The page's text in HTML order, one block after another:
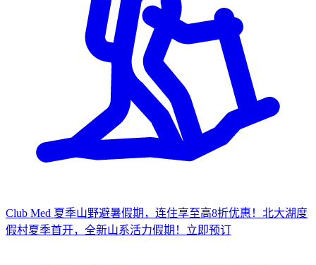
Club Med 夏季山野避暑假期，连住享至高8折优惠！ 北大湖度
假村夏季首开，全新山系活力假期！ 立 即预订